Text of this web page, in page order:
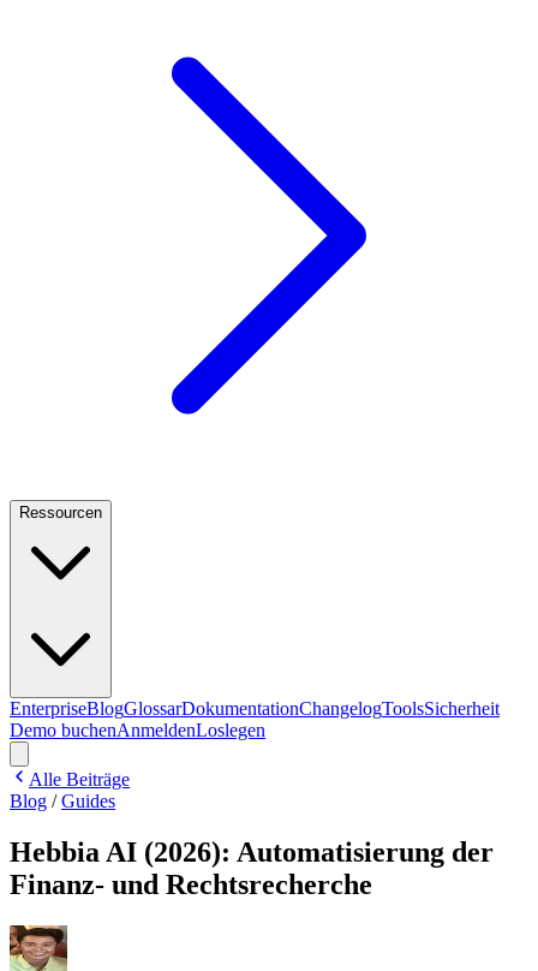
Ressourcen
EnterpriseBlogGlossarDokumentationChangelogToolsSicherheit
Demo buchenAnmeldenLoslegen
Alle Beiträge
Blog /Guides
Hebbia AI (2026): Automatisierung der
Finanz- und Rechtsrecherche